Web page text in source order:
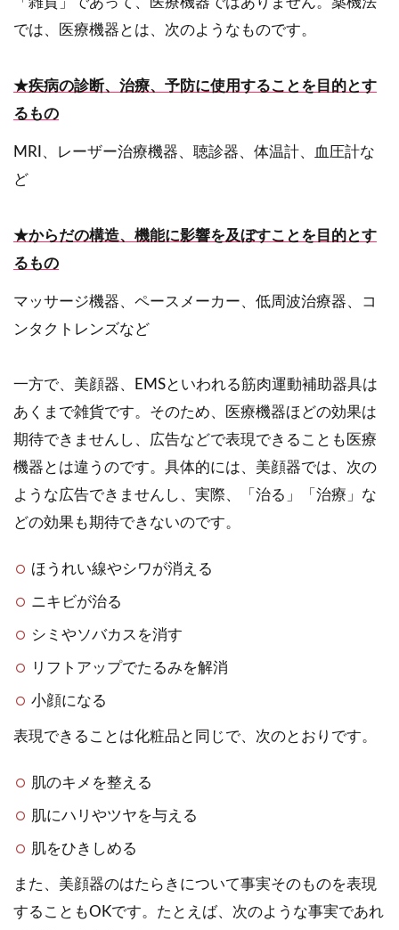
では、医療機器とは、次のようなものです。
★疾病の診断、治療、予防に使用することを目的とす
るもの
MRI、レーザー治療機器、聴診器、体温計、血圧計な
ど
★からだの構造、機能に影響を及ぼすことを目的とす
るもの
マッサージ機器、ペースメーカー、低周波治療器、コ
ンタクトレンズなど
一方で、美顔器、EMSといわれる筋肉運動補助器具は
あくまで雑貨です。そのため、医療機器ほどの効果は
期待できませんし、広告などで表現できることも医療
機器とは違うのです。具体的には、美顔器では、次の
ような広告できませんし、実際、「治る」「治療」な
どの効果も期待できないのです。
ほうれい線やシワが消える
ニキビが治る
シミやソバカスを消す
リフトアップでたるみを解消
小顔になる
表現できることは化粧品と同じで、次のとおりです。
肌のキメを整える
肌にハリやツヤを与える
肌をひきしめる
また、美顔器のはたらきについて事実そのものを表現
することもOKです。たとえば、次のような事実であれ